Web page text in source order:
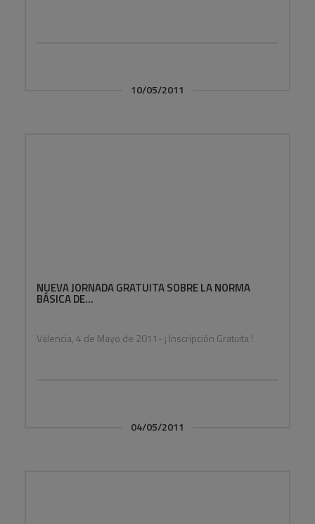
10/05/2011
NUEVA JORNADA GRATUITA SOBRE LA NORMA
BÁSICA DE...
Valencia, 4 de Mayo de 2011- ¡ Inscripción Gratuita !
04/05/2011